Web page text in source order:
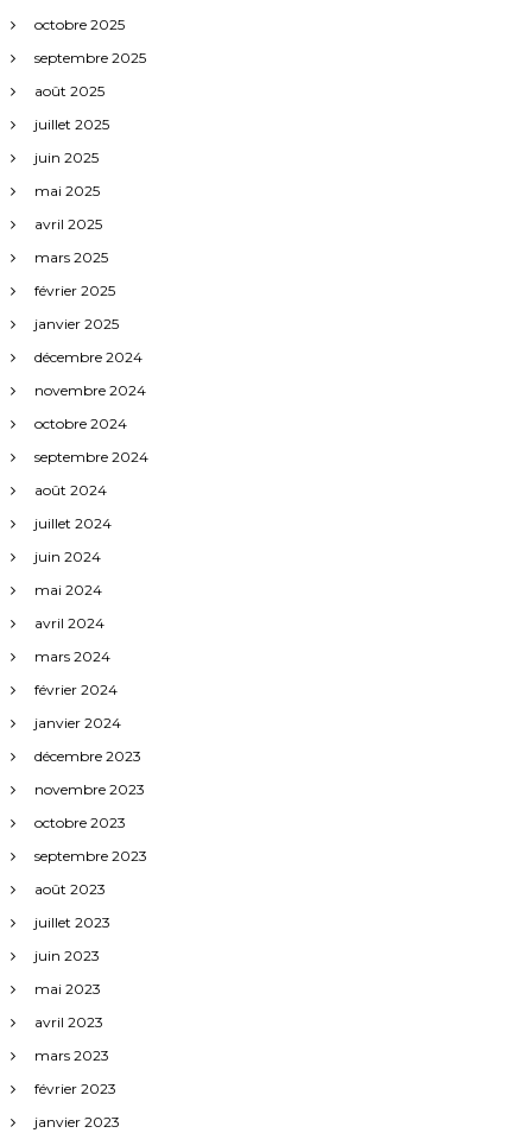
octobre 2025
septembre 2025
août 2025
juillet 2025
juin 2025
mai 2025
avril 2025
mars 2025
février 2025
janvier 2025
décembre 2024
novembre 2024
octobre 2024
septembre 2024
août 2024
juillet 2024
juin 2024
mai 2024
avril 2024
mars 2024
février 2024
janvier 2024
décembre 2023
novembre 2023
octobre 2023
septembre 2023
août 2023
juillet 2023
juin 2023
mai 2023
avril 2023
mars 2023
février 2023
janvier 2023